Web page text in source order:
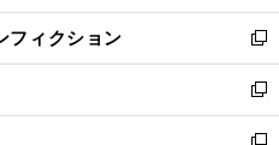
開
く
ウ
で
開
く
ン
ド
ウ
で
開
く
ウ
ィ
ン
ド
ウ
フィクション
新
し
い
ウ
新
し